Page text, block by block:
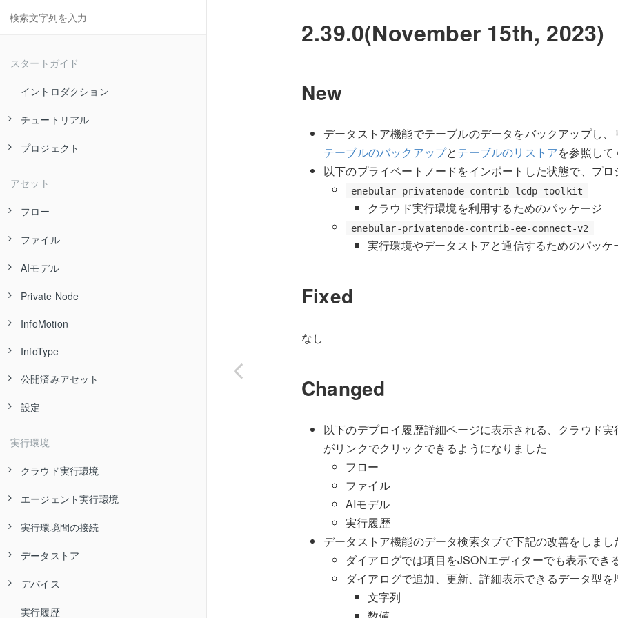
スタートガイド
イントロダクション
チュートリアル
サインアップ〜プロジェクトの作成
環境変数の利用
データの可視化（Firebase）
webスクレイピング
プロジェクト
アセット
フロー
フローとは
フローの作成
フローの更新
フローの公開
フローのバージョン管理
フローの設定
ファイル
ファイルとは
ファイルの登録
ファイルのデプロイ
フローからのファイルアクセス
ファイル設定
ファイルのバージョン管理
AIモデル
AIモデルとは
AIモデルの登録
AIモデルのデプロイ
フローからのAIモデルの利用
AIモデルのバージョン管理
Private Node
Private Nodeとは
Private Nodeのバージョン管理
InfoMotion
InfoMotionとは
Pubnub
PubNubフローの作成
InfoMotionダッシュボード
InfoMotionの共有
InfoType
InfoTypeの作成
InfoTypeのアップロード
InfoTypeのサンプル
InfoType API
公開済みアセット
Discover Assetsとは
公開したアセットの管理
設定
アセット インポート/エクスポート
実行環境
クラウド実行環境
クラウド実行環境とは
クラウド実行環境向けフローの作成
クラウド実行環境の管理
エージェント実行環境
エージェント実行環境とは
エージェント実行環境の管理
実行環境間の接続
実行環境間の接続とは
実行環境間の接続準備
データストア
データストアの概要
データストアの管理
デバイス
デバイス一覧
実行履歴
2.39.0(November 15th, 2023)
New
データストア機能でテーブルのデータをバックアップし
テーブルのバックアップとテーブルのリストアを参照し
以下のプライベートノードをインポートした状態で、プ
enebular-privatenode-contrib-lcdp-toolkit
クラウド実行環境を利用するためのパッケージ
enebular-privatenode-contrib-ee-connect-v2
実行環境やデータストアと通信するためのパッケ
Fixed
なし
Changed
以下のデプロイ履歴詳細ページに表示される、クラウド
がリンクでクリックできるようになりました
フロー
ファイル
AIモデル
実行履歴
データストア機能のデータ検索タブで下記の改善をしまし
ダイアログでは項目をJSONエディターでも表示でき
ダイアログで追加、更新、詳細表示できるデータ型
文字列